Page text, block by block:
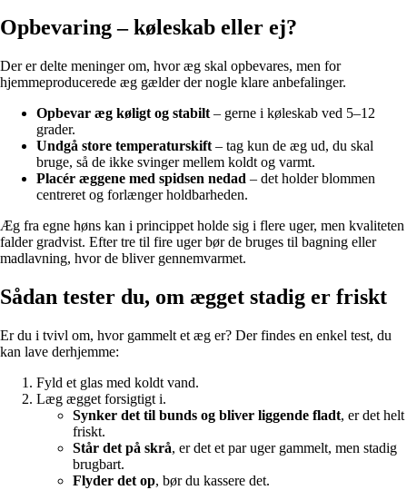
Opbevaring – køleskab eller ej?
Der er delte meninger om, hvor æg skal opbevares, men for
hjemmeproducerede æg gælder der nogle klare anbefalinger.
Opbevar æg køligt og stabilt – gerne i køleskab ved 5–12
grader.
Undgå store temperaturskift – tag kun de æg ud, du skal
bruge, så de ikke svinger mellem koldt og varmt.
Placér æggene med spidsen nedad – det holder blommen
centreret og forlænger holdbarheden.
Æg fra egne høns kan i princippet holde sig i flere uger, men kvaliteten
falder gradvist. Efter tre til fire uger bør de bruges til bagning eller
madlavning, hvor de bliver gennemvarmet.
Sådan tester du, om ægget stadig er friskt
Er du i tvivl om, hvor gammelt et æg er? Der findes en enkel test, du
kan lave derhjemme:
Fyld et glas med koldt vand.
Læg ægget forsigtigt i.
Synker det til bunds og bliver liggende fladt, er det helt
friskt.
Står det på skrå, er det et par uger gammelt, men stadig
brugbart.
Flyder det op, bør du kassere det.